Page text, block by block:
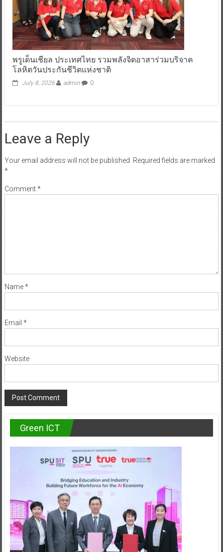
พรูเด็นเชียล ประเทศไทย รวมพลังจิตอาสาร่วมบริจาค
โลหิตวันประกันชีวิตแห่งชาติ
July 8, 2026 admin 0
Leave a Reply
Your email address will not be published. Required fields are marked
*
Comment*
Name*
Email *
Website
Green ICT